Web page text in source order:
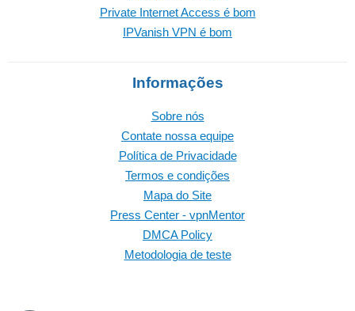
Private Internet Access é bom
IPVanish VPN é bom
Informações
Sobre nós
Contate nossa equipe
Política de Privacidade
Termos e condições
Mapa do Site
Press Center - vpnMentor
DMCA Policy
Metodologia de teste